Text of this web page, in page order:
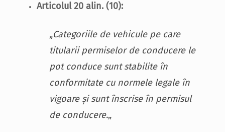
Articolul 20 alin. (10):
„Categoriile de vehicule pe care
titularii permiselor de conducere le
pot conduce sunt stabilite în
conformitate cu normele legale în
vigoare și sunt înscrise în permisul
de conducere.„